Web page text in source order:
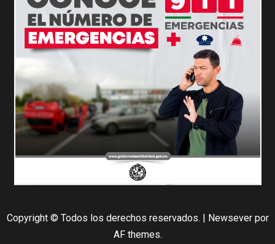
Copyright © Todos los derechos reservados. | Newseverpor
AF themes.